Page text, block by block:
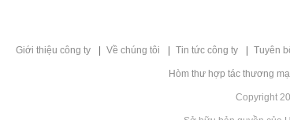
Giới thiệu công ty Về chúng tôi Tin tức công ty Tuyên
Hòm thư hợp tác thương
Copyright